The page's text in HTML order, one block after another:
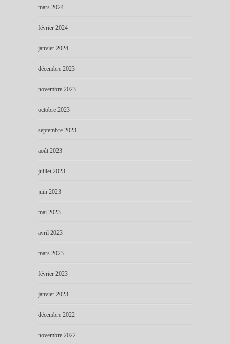
mars 2024
février 2024
janvier 2024
décembre 2023
novembre 2023
octobre 2023
septembre 2023
août 2023
juillet 2023
juin 2023
mai 2023
avril 2023
mars 2023
février 2023
janvier 2023
décembre 2022
novembre 2022